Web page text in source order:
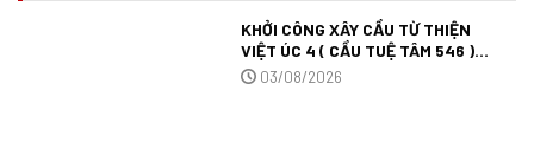
KHỞI CÔNG XÂY CẦU TỪ THIỆN
VIỆT ÚC 4 ( CẦU TUỆ TÂM 546 )
TẠI TÂY NINH.
03/08/2026